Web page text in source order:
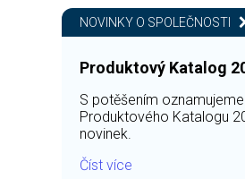
NOVINKY O SPOLEČNOSTI
Produktový Katalog
S potěšením
Produktového Katalogu
novinek.
Číst více